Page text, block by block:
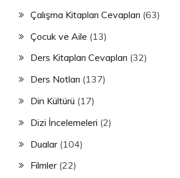
Çalışma Kitapları Cevapları (63)
Çocuk ve Aile (13)
Ders Kitapları Cevapları (32)
Ders Notları (137)
Din Kültürü (17)
Dizi İncelemeleri (2)
Dualar(104)
Filmler(22)